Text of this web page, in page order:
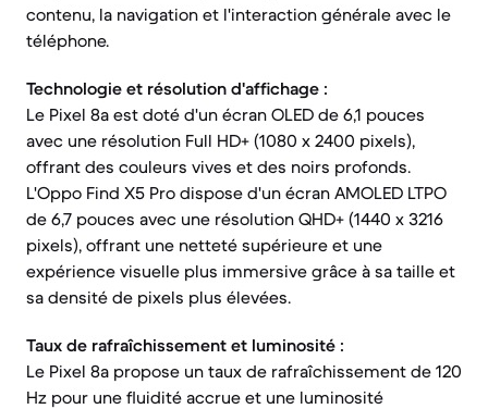
contenu, la navigation et l'interaction générale avec le
téléphone.
Technologie et résolution d'affichage :
Le Pixel 8a est doté d'un écran OLED de 6,1 pouces
avec une résolution Full HD+ (1080 x 2400 pixels),
offrant des couleurs vives et des noirs profonds.
L'Oppo Find X5 Pro dispose d'un écran AMOLED LTPO
de 6,7 pouces avec une résolution QHD+ (1440 x 3216
pixels), offrant une netteté supérieure et une
expérience visuelle plus immersive grâce à sa taille et
sa densité de pixels plus élevées.
Taux de rafraîchissement et luminosité :
Le Pixel 8a propose un taux de rafraîchissement de 120
Hz pour une fluidité accrue et une luminosité